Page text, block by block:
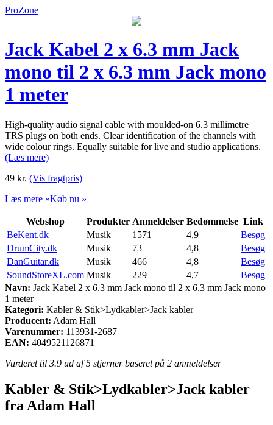
ProZone
Jack Kabel 2 x 6.3 mm Jack
mono til 2 x 6.3 mm Jack mono
1 meter
High-quality audio signal cable with moulded-on 6.3 millimetre
TRS plugs on both ends. Clear identification of the channels with
wide colour rings. Equally suitable for live and studio applications.
(Læs mere)
49 kr. (Vis fragtpris)
Læs mere »Køb nu »
Webshop Produkter Anmeldelser Bedømmelse Link
BeKent.dk
Musik 1571 4,9
Besøg
DrumCity.dk
Musik 73 4,8
Besøg
DanGuitar.dk
Musik 466 4,8
Besøg
SoundStoreXL.com Musik 229 4,7
Besøg
Navn: Jack Kabel 2 x 6.3 mm Jack mono til 2 x 6.3 mm Jack mono
1 meter
Kategori: Kabler & Stik>Lydkabler>Jack kabler
Producent: Adam Hall
Varenummer: 113931-2687
EAN: 4049521126871
Vurderet til 3.9 ud af 5 stjerner baseret på 2 anmeldelser
Kabler & Stik>Lydkabler>Jack kabler
fra Adam Hall